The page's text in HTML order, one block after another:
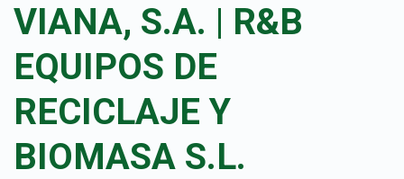
VIANA, S.A. | R&B
EQUIPOS DE
RECICLAJE Y
BIOMASA S.L.